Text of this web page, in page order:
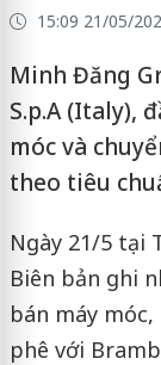
15:09 21/05/
Minh Đăng
S.p.A (Italy),
móc và
theo tiêu
Ngày 21/5 tại
Biên bản ghi
bán máy
phê với